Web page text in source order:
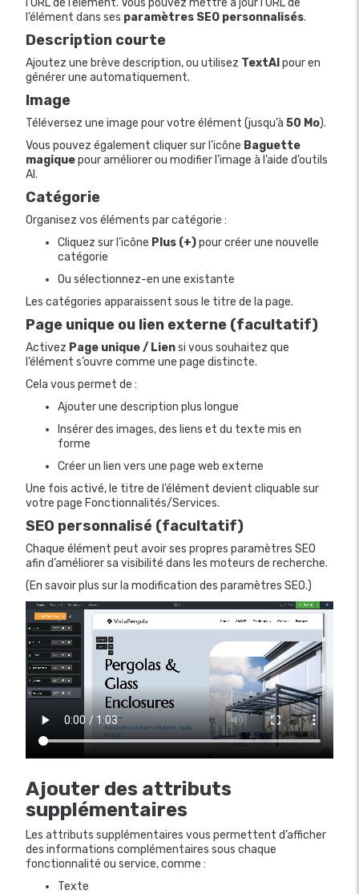
l’URL de l’élément. Vous pouvez mettre à jour l’URL de
l’élément dans ses paramètres SEO personnalisés.
Description courte
Ajoutez une brève description, ou utilisez TextAI pour en
générer une automatiquement.
Image
Téléversez une image pour votre élément (jusqu’à 50 Mo).
Vous pouvez également cliquer sur l’icône Baguette
magiquepour améliorer ou modifier l’image à l’aide d’outils
AI.
Catégorie
Organisez vos éléments par catégorie :
Cliquez sur l’icône Plus (+)pour créer une nouvelle
catégorie
Ou sélectionnez-en une existante
Les catégories apparaissent sous le titre de la page.
Page unique ou lien externe (facultatif)
Activez Page unique / Liensi vous souhaitez que
l’élément s’ouvre comme une page distincte.
Cela vous permet de :
Ajouter une description plus longue
Insérer des images, des liens et du texte mis en
forme
Créer un lien vers une page web externe
Une fois activé, le titre de l’élément devient cliquable sur
votre page Fonctionnalités/Services.
SEO personnalisé (facultatif)
Chaque élément peut avoir ses propres paramètres SEO
afin d’améliorer sa visibilité dans les moteurs de recherche.
(En savoir plus sur la modification des paramètres SEO.)
Ajouter des attributs
supplémentaires
Les attributs supplémentaires vous permettent d’afficher
des informations complémentaires sous chaque
fonctionnalité ou service, comme :
Texte